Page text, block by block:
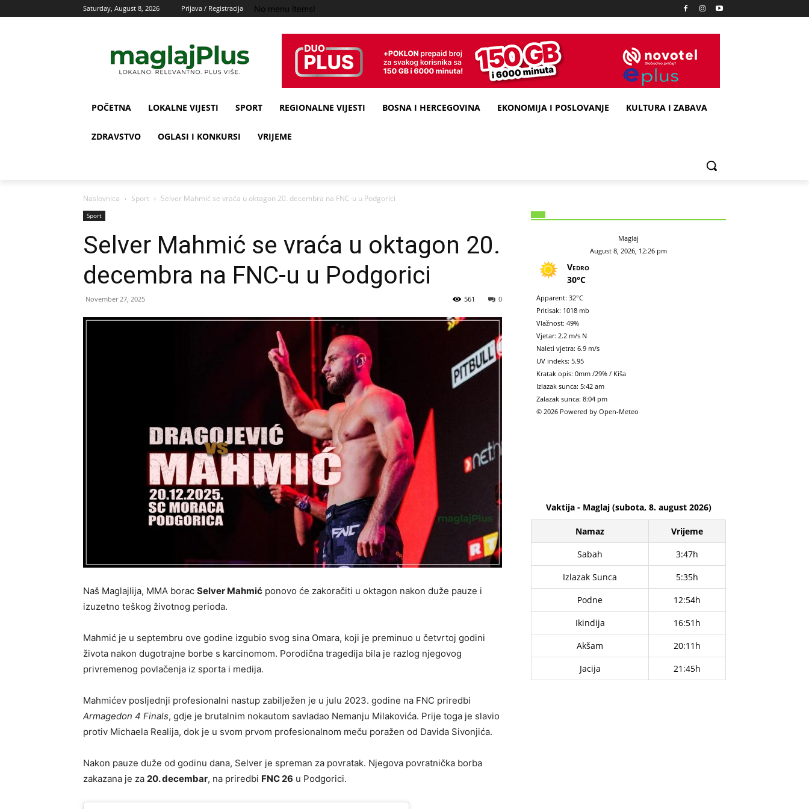
Saturday, August 8, 2026 Prijava / Registracija No menu items!
POČETNA LOKALNE VIJESTI SPORT REGIONALNE VIJESTI BOSNA I HERCEGOVINA EKONOMIJA I POSLOVANJE KULTURA I ZABAVA
ZDRAVSTVO OGLASI I KONKURSI VRIJEME
Naslovnica Sport Selver Mahmić se vraća u oktagon 20. decembra na FNC-u u Podgorici
Sport
Selver Mahmić se vraća u oktagon 20.
decembra na FNC-u u Podgorici
November 27, 2025 0
561
Naš Maglajlija, MMA borac Selver Mahmić ponovo će zakoračiti u oktagon nakon duže pauze i
izuzetno teškog životnog perioda.
Mahmić je u septembru ove godine izgubio svog sina Omara, koji je preminuo u četvrtoj godini
života nakon dugotrajne borbe s karcinomom. Porodična tragedija bila je razlog njegovog
privremenog povlačenja iz sporta i medija.
Mahmićev posljednji profesionalni nastup zabilježen je u julu 2023. godine na FNC priredbi
Armagedon 4 Finals, gdje je brutalnim nokautom savladao Nemanju Milakovića. Prije toga je slavio
protiv Michaela Realija, dok je u svom prvom profesionalnom meču poražen od Davida Sivonjića.
Nakon pauze duže od godinu dana, Selver je spreman za povratak. Njegova povratnička borba
zakazana je za 20. decembar, na priredbi FNC 26 u Podgorici.
Maglaj
August 8, 2026, 12:26 pm
Vedro
30°C
Apparent: 32°C
Pritisak: 1018 mb
Vlažnost: 49%
Vjetar: 2.2 m/s N
Naleti vjetra: 6.9 m/s
UV indeks: 5.95
Kratak opis: 0mm /29% / Kiša
Izlazak sunca: 5:42 am
Zalazak sunca: 8:04 pm
© 2026 Powered by Open-Meteo
Vaktija - Maglaj (subota, 8. august 2026)
Namaz
Vrijeme
Sabah
3:47h
Izlazak Sunca
5:35h
Podne
12:54h
Ikindija
16:51h
Akšam
20:11h
Jacija
21:45h